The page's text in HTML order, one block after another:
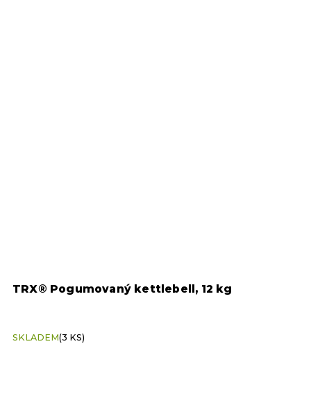
TRX® Pogumovaný kettlebell, 12 kg
SKLADEM(3 KS)